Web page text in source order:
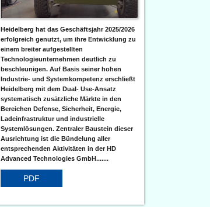
Heidelberg hat das Geschäftsjahr 2025/2026
erfolgreich genutzt, um ihre Entwicklung zu
einem breiter aufgestellten
Technologieunternehmen deutlich zu
beschleunigen. Auf Basis seiner hohen
Industrie- und Systemkompetenz erschließt
Heidelberg mit dem Dual- Use-Ansatz
systematisch zusätzliche Märkte in den
Bereichen Defense, Sicherheit, Energie,
Ladeinfrastruktur und industrielle
Systemlösungen. Zentraler Baustein dieser
Ausrichtung ist die Bündelung aller
entsprechenden Aktivitäten in der HD
Advanced Technologies GmbH.......
PDF